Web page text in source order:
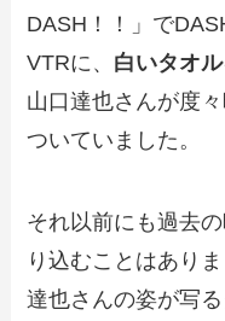
DASH！！」で
VTRに、 白いタオ
山口達也さんが度
ついていました。
それ以前にも過去
り込むことはあり
達也さんの姿が写